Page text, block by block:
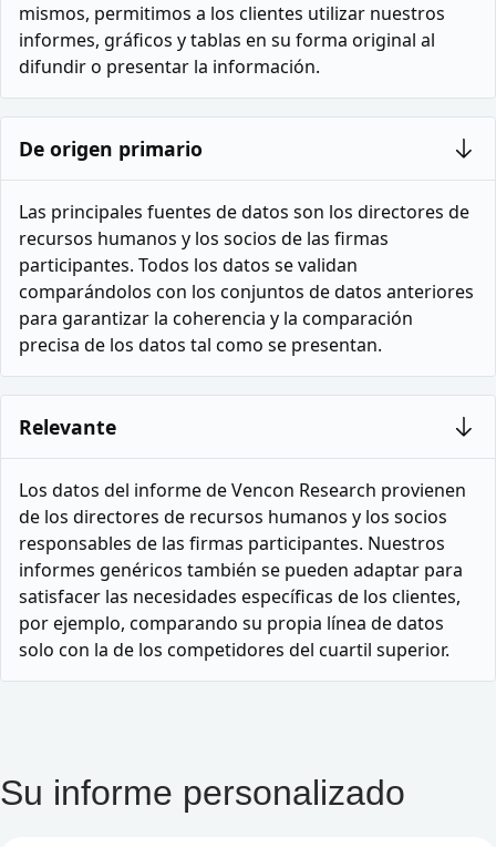
mismos, permitimos a los clientes utilizar nuestros
informes, gráficos y tablas en su forma original al
difundir o presentar la información.
De origen primario
Las principales fuentes de datos son los directores de
recursos humanos y los socios de las firmas
participantes. Todos los datos se validan
comparándolos con los conjuntos de datos anteriores
para garantizar la coherencia y la comparación
precisa de los datos tal como se presentan.
Relevante
Los datos del informe de Vencon Research provienen
de los directores de recursos humanos y los socios
responsables de las firmas participantes. Nuestros
informes genéricos también se pueden adaptar para
satisfacer las necesidades específicas de los clientes,
por ejemplo, comparando su propia línea de datos
solo con la de los competidores del cuartil superior.
Su informe personalizado